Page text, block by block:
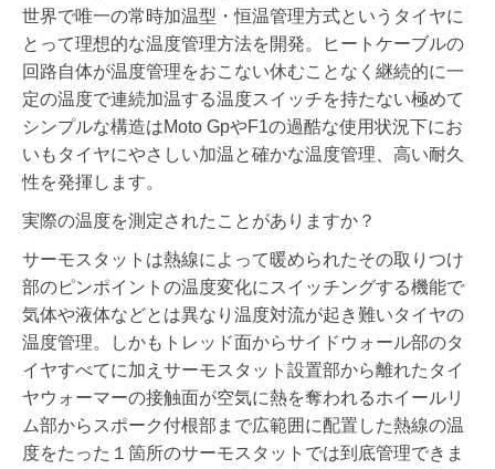
世界で唯一の常時加温型・恒温管理方式というタイヤに
とって理想的な温度管理方法を開発。ヒートケーブルの
回路自体が温度管理をおこない休むことなく継続的に一
定の温度で連続加温する温度スイッチを持たない極めて
シンプルな構造はMoto GpやF1の過酷な使用状況下にお
いもタイヤにやさしい加温と確かな温度管理、高い耐久
性を発揮します。
実際の温度を測定されたことがありますか？
サーモスタットは熱線によって暖められたその取りつけ
部のピンポイントの温度変化にスイッチングする機能で
気体や液体などとは異なり温度対流が起き難いタイヤの
温度管理。しかもトレッド面からサイドウォール部のタ
イヤすべてに加えサーモスタット設置部から離れたタイ
ヤウォーマーの接触面が空気に熱を奪われるホイールリ
ム部からスポーク付根部まで広範囲に配置した熱線の温
度をたった１箇所のサーモスタットでは到底管理できま